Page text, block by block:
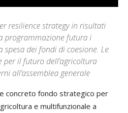
resilience strategy in risultati
programmazione futura i
spesa dei fondi di coesione. Le
per il futuro dell’agricoltura
all’assemblea generale
concreto fondo strategico per
e multifunzionale a